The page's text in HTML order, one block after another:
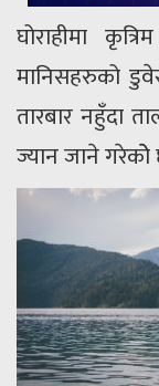
घोराहीमा
मानिसहरुको
तारबार नहुँदा
ज्यान जाने गरेकोे